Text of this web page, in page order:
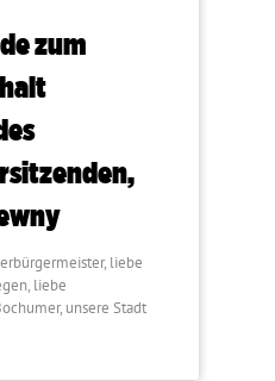
zum
liebe
liebe
unsere Stadt